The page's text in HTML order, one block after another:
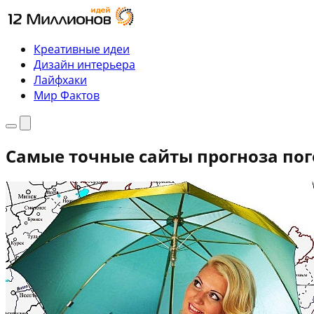
Перейти
к
содержимому
Креативные идеи
Дизайн интерьера
Лайфхаки
Мир Фактов
МенюПоиск
Самые точные сайты прогноза